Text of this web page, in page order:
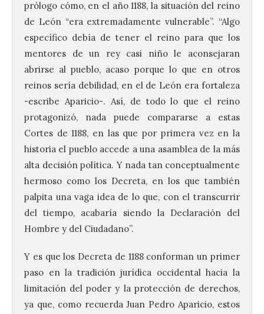
prólogo cómo, en el año 1188, la situación del reino
de León “era extremadamente vulnerable”. “Algo
específico debía de tener el reino para que los
mentores de un rey casi niño le aconsejaran
abrirse al pueblo, acaso porque lo que en otros
reinos sería debilidad, en el de León era fortaleza
-escribe Aparicio-. Así, de todo lo que el reino
protagonizó, nada puede compararse a estas
Cortes de 1188, en las que por primera vez en la
historia el pueblo accede a una asamblea de la más
alta decisión política. Y nada tan conceptualmente
hermoso como los Decreta, en los que también
palpita una vaga idea de lo que, con el transcurrir
del tiempo, acabaría siendo la Declaración del
Hombre y del Ciudadano”.
Y es que los Decreta de 1188 conforman un primer
paso en la tradición jurídica occidental hacia la
limitación del poder y la protección de derechos,
ya que, como recuerda Juan Pedro Aparicio, estos